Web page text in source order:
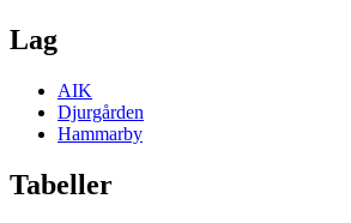
Lag
AIK
Djurgården
Hammarby
Tabeller